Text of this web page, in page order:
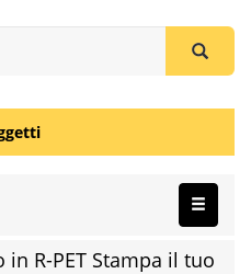
R-PET Stampa il tuo